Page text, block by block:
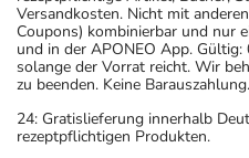
Versandkosten. Nicht mit
Coupons) kombinierbar und nur
und in der APONEO App.
solange der Vorrat reicht. Wir
zu beenden. Keine Barauszahlung.
24: Gratislieferung innerhalb
rezeptpflichtigen Produkten.